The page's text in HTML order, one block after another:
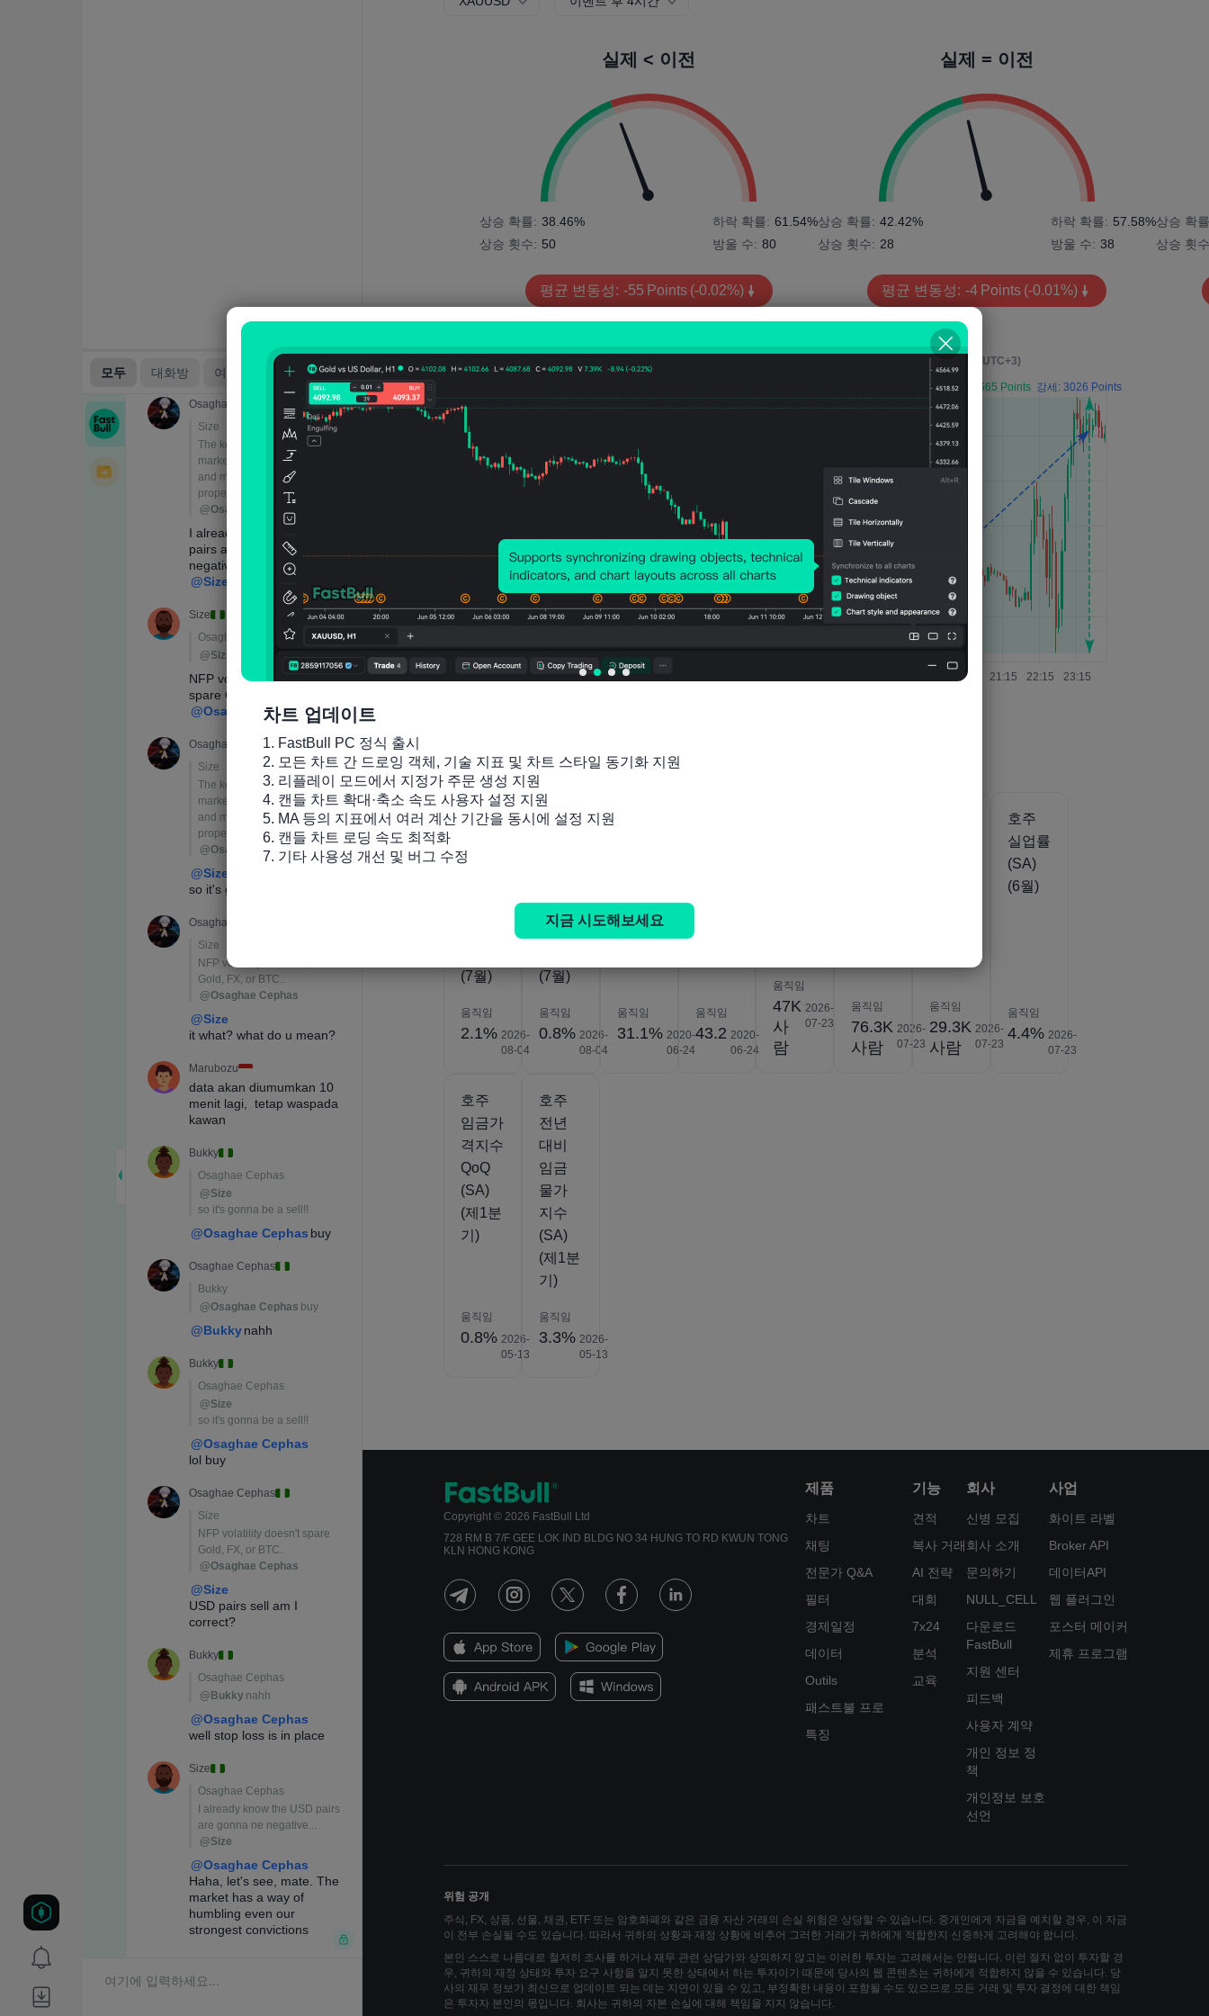
실제 < 이전
상승 확률: 38.46%
상승 횟수: 50
하락 확률: 61.54%
방울 수: 80
평균 변동성: -55 Points (-0.02%)
실제 = 이전
상승 확률: 42.42%
상승 횟수: 28
하락 확률: 57.58%
방울 수: 38
평균 변동성: -4 Points (-0.01%)
상승 확
상승 횟
영향 이벤트 후 4시간 (M5, UTC+3)
관련 지표
호주
총 구
(7월)
움직임
2.1% 2026-
08-04
호주
MoM
(7월)
움직임
0.8% 2026-
08-04
(YoY)
움직임
31.1% 2020-
06-24
움직임
43.2 2020-
06-24
움직임
47K
사
람
2026-
07-23
움직임
76.3K
사람
2026-
07-23
움직임
29.3K
사람
2026-
07-23
호주
실업률
(SA)
(6월)
움직임
4.4% 2026-
07-23
호주
임금가
격지수
QoQ
(SA)
(제1분
기)
움직임
0.8% 2026-
05-13
호주
전년
대비
임금
물가
지수
(SA)
(제1분
기)
움직임
3.3% 2026-
05-13
Copyright © 2026 FastBull Ltd
728 RM B 7/F GEE LOK IND BLDG NO 34 HUNG TO RD KWUN TONG
KLN HONG KONG
제품
차트
채팅
전문가 Q&A
필터
경제일정
데이터
Outils
패스트불 프로
특징
기능
견적
복사 거래
AI 전략
대회
7x24
분석
교육
회사
신병 모집
회사 소개
문의하기
NULL_CELL
다운로드
FastBull
지원 센터
피드백
사용자 계약
개인 정보 정
책
개인정보 보호
선언
사업
화이트 라벨
Broker API
데이터API
웹 플러그인
포스터 메이커
제휴 프로그램
위험 공개
주식, FX, 상품, 선물, 채권, ETF 또는 암호화폐와 같은 금융 자산 거래의 손실 위험은 상당할 수 있습니다. 중개인에게 자금을 예치할 경우, 이 자금
이 전부 손실될 수도 있습니다. 따라서 귀하의 상황과 재정 상황에 비추어 그러한 거래가 귀하에게 적합한지 신중하게 고려해야 합니다.
본인 스스로 나름대로 철저히 조사를 하거나 재무 관련 상담가와 상의하지 않고는 이러한 투자는 고려해서는 안됩니다. 이런 절차 없이 투자할 경
우, 귀하의 재정 상태와 투자 요구 사항을 알지 못한 상태에서 하는 투자이기 때문에 당사의 웹 콘텐츠는 귀하에게 적합하지 않을 수 있습니다. 당
사의 재무 정보가 최신으로 업데이트 되는 데는 지연이 있을 수 있고, 부정확한 내용이 포함될 수도 있으므로 모든 거래 및 투자 결정에 대한 책임
은 투자자 본인의 몫입니다. 회사는 귀하의 자본 손실에 대해 책임을 지지 않습니다.
차트 업데이트
1. FastBull PC 정식 출시
2. 모든 차트 간 드로잉 객체, 기술 지표 및 차트 스타일 동기화 지원
3. 리플레이 모드에서 지정가 주문 생성 지원
4. 캔들 차트 확대·축소 속도 사용자 설정 지원
5. MA 등의 지표에서 여러 계산 기간을 동시에 설정 지원
6. 캔들 차트 로딩 속도 최적화
7. 기타 사용성 개선 및 버그 수정
지금 시도해보세요